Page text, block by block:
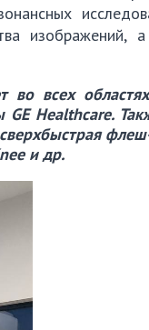
изображений,
во всех
Healthcare.
и др.